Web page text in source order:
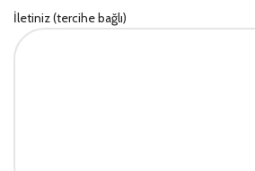
İletiniz (tercihe bağlı)